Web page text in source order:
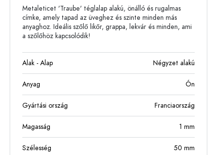
Metaleticet 'Traube' téglalap alakú, önálló és rugalmas
címke, amely tapad az üveghez és szinte minden más
anyaghoz. Ideális szőlő likőr, grappa, lekvár és minden, ami
a szőlőhöz kapcsolódik!
Alak - Alap Négyzet alakú
Anyag Ón
Gyártási ország Franciaország
Magasság 1 mm
Szélesség 50 mm